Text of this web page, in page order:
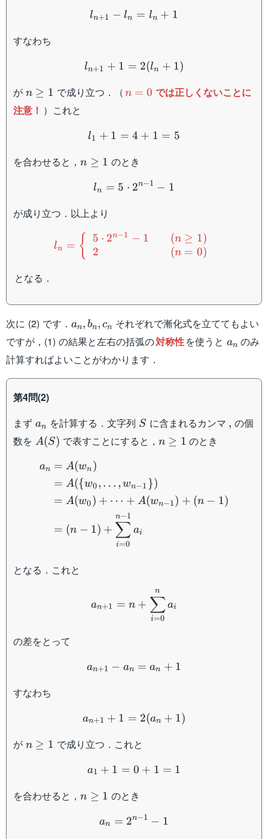
ln+1 − ln = ln + 1
すなわち
ln+1 + 1 = 2(ln + 1)
が n
\geq
1
n ≥ 1 で成り立つ．（n=0
n = 0 では正しくないことに
注意！ ）これと
l1 + 1 = 4 + 1 = 5
を合わせると，n
n ≥ 1 のとき
l_n=5\cdot 2^{n-1}-1
ln = 5 ⋅ 2n−1 − 1
が成り立つ．以上より
ln = { 5 ⋅ 2n−1 − 1
2
(n ≥ 1)
(n = 0)
となる．
次に (2) です． a_n,b_n,c_n
an, bn, cn それぞれで漸化式を立ててもよい
ですが，(1) の結果と左右の括弧の対称性を使うと a_n
an のみ
計算すればよいことがわかります．
第4問(2)
まず a_n
an を計算する．文字列 S
S に含まれるカンマ , の個
数を A(S)
A(S) で表すことにすると， n
n ≥ 1 のとき
an = A(wn )
= A({w0, … , wn−1 })
= A(w0) + ⋯ + A(wn−1) + (n − 1)
= (n − 1) +
i=0
∑
n−1
ai
となる．これと
an+1 = n +
i=0
∑
n
ai
の差をとって
an+1 − an = an + 1
すなわち
an+1 + 1 = 2(an + 1)
が n
n ≥ 1 で成り立つ．これと
a1 + 1 = 0 + 1 = 1
を合わせると，n
n ≥ 1 のとき
a_n=2^{n-1}-1
an = 2n−1 − 1